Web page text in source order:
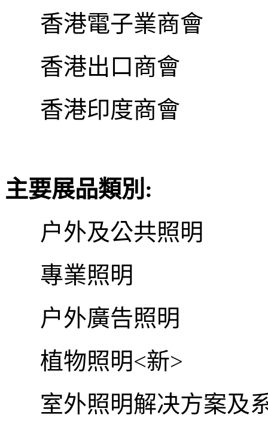
香港電子業商會
香港出口商會
香港印度商會
主要展品類別 :
户外及公共照明
專業照明
户外廣告照明
植物照明<新>
室外照明解决方案及